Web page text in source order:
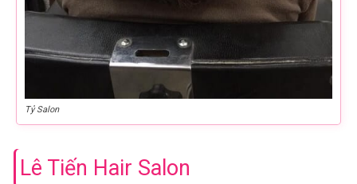
Tỷ Salon
Lê Tiến Hair Salon